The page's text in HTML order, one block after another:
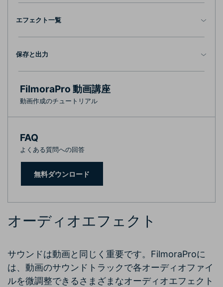
エフェクト一覧
保存と出力
FilmoraPro 動画講座
動画作成のチュートリアル
FAQ
よくある質問への回答
無料ダウンロード
オーディオエフェクト
サウンドは動画と同じく重要です。FilmoraProに
は、動画のサウンドトラックで各オーディオファイ
ルを微調整できるさまざまなオーディオエフェクト